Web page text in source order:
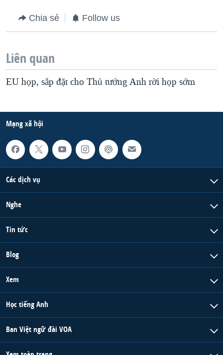
Chia sẻ Follow us
Liên quan
EU họp, sắp đặt cho Thủ tướng Anh rời họp sớm
Mạng xã hội
Các dịch vụ
Nghe
Tin tức
Blog
Xem
Học tiếng Anh
Ban Việt ngữ đài VOA